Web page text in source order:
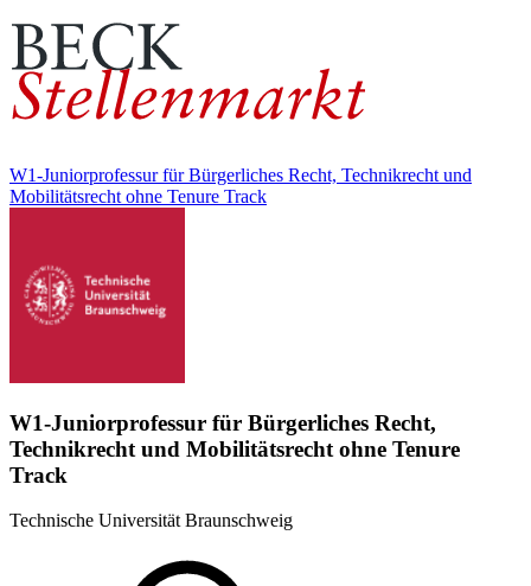
W1-Juniorprofessur für Bürgerliches Recht, Technikrecht und
Mobilitätsrecht ohne Tenure Track
W1-Juniorprofessur für Bürgerliches Recht,
Technikrecht und Mobilitätsrecht ohne Tenure
Track
Technische Universität Braunschweig